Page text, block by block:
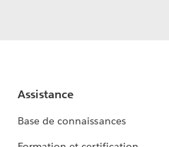
Assistance
Base de connaissances